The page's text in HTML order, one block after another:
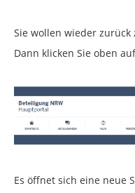
Sie wollen wieder zurück
Dann klicken Sie oben
Es öffnet sich eine neue